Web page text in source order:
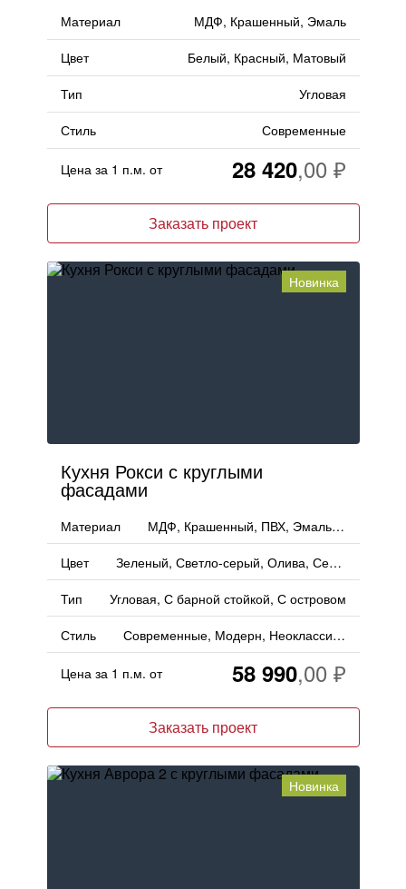
Материал
МДФ, Крашенный, Эмаль
Цвет
Белый, Красный, Матовый
Тип
Угловая
Стиль
Современные
Цена за 1 п.м. от 28 420
Заказать проект
Новинка
Кухня Рокси с круглыми
фасадами
Материал
МДФ, Крашенный, ПВХ, Эмаль, Пленка, PET
Цвет
Зеленый, Светло-серый, Олива, Серый, Оливковый, Матовый
Тип
Угловая, С барной стойкой, С островом
Стиль
Современные, Модерн, Неоклассика, Минимализм, Хай-тек
Цена за 1 п.м. от 58 990
Заказать проект
Новинка